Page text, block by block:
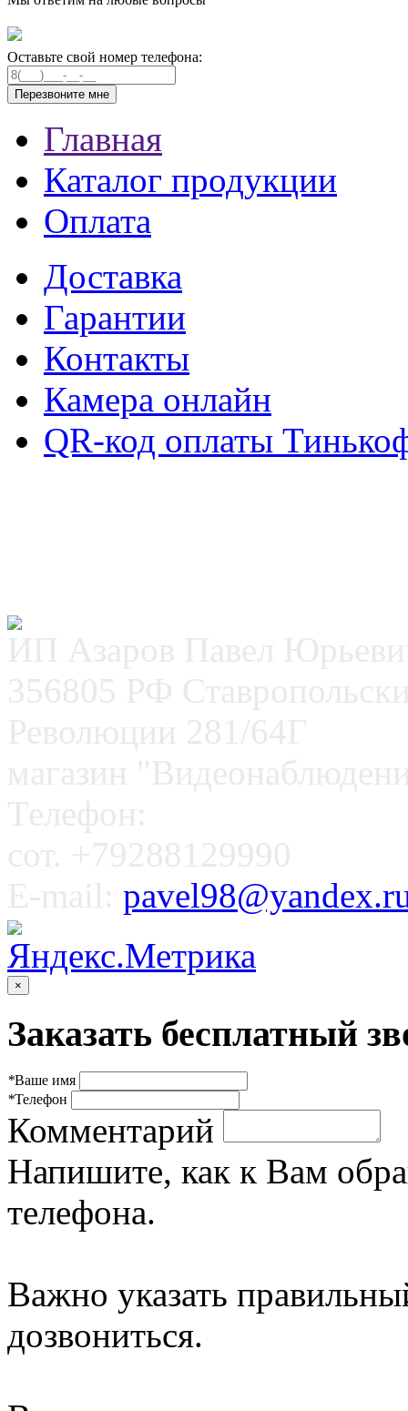
Оставьте свой номер телефона:
Главная
Каталог продукции
Оплата
Доставка
Гарантии
Контакты
Камера онлайн
QR-код оплаты
×
Заказать бесплатный
*Ваше имя
*Телефон
Комментарий
Напишите, как к Вам
телефона.
Важно указать
дозвониться.